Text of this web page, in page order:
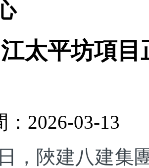
太平坊項目
：2026-03-13
，陜建八建集